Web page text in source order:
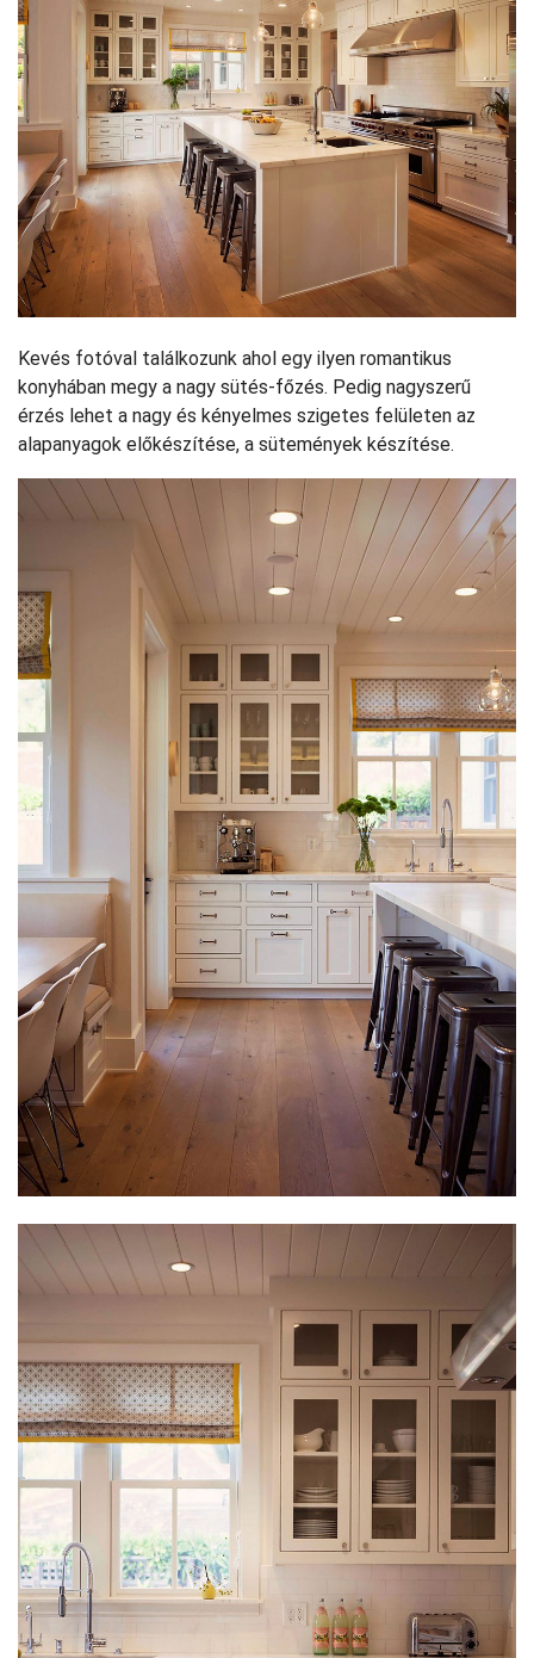
Kevés fotóval találkozunk ahol egy ilyen romantikus
konyhában megy a nagy sütés-főzés. Pedig nagyszerű
érzés lehet a nagy és kényelmes szigetes felületen az
alapanyagok előkészítése, a sütemények készítése.